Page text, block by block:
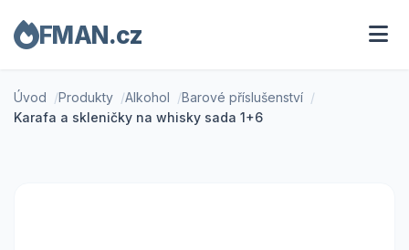
FMAN.cz
Úvod Produkty Alkohol
Barové příslušenství
Karafa a skleničky na whisky sada 1+6